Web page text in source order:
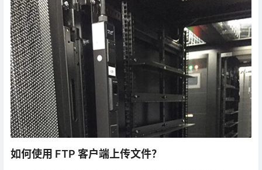
如何使用 FTP 客户端上传文件？